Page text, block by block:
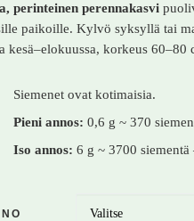
perinteinen perennakasvi
paikoille. Kylvö syksyllä tai
kesä–elokuussa, korkeus 60–80
Siemenet ovat kotimaisia.
Pieni annos: 0,6 g ~ 370
Iso annos: 6 g ~ 3700